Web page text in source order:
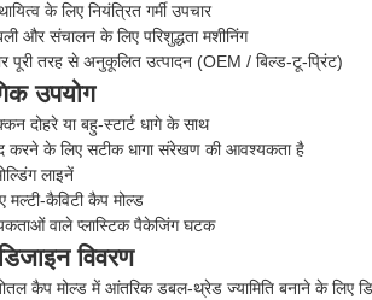
के लिए नियंत्रित गर्मी उपचार
और संचालन के लिए परिशुद्धता मशीनिंग
पूरी तरह से अनुकूलित उत्पादन (OEM / बिल्ड-टू-प्रिंट)
उपयोग
दोहरे या बहु-स्टार्ट धागे के साथ
के लिए सटीक धागा संरेखण की आवश्यकता है
लाइनें
मल्टी-कैविटी कैप मोल्ड
वाले प्लास्टिक पैकेजिंग घटक
विवरण
कैप मोल्ड में आंतरिक डबल-थ्रेड ज्यामिति बनाने के लिए